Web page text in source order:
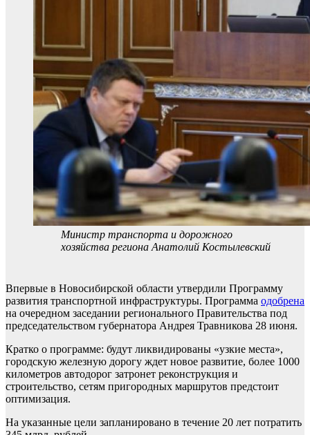
Министр транспорта и дорожного
хозяйства региона Анатолий Костылевский
Впервые в Новосибирской области утвердили Программу
развития транспортной инфраструктуры. Программа одобрена
на очередном заседании регионального Правительства под
председательством губернатора Андрея Травникова 28 июня.
Кратко о программе: будут ликвидированы «узкие места»,
городскую железную дорогу ждет новое развитие, более 1000
километров автодорог затронет реконструкция и
строительство, сетям пригородных маршрутов предстоит
оптимизация.
На указанные цели запланировано в течение 20 лет потратить